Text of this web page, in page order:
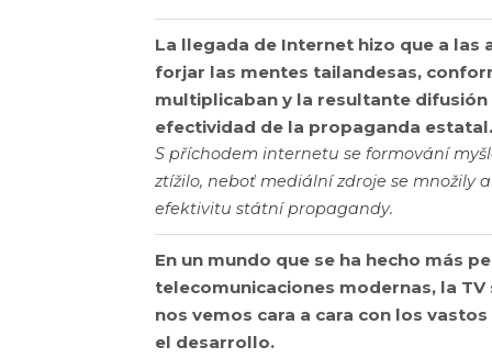
La llegada de Internet hizo que a
forjar las mentes tailandesas,
multiplicaban y la resultante
efectividad de la propaganda estatal.
S příchodem internetu se formování
ztížilo, neboť mediální zdroje se množily
efektivitu státní propagandy.
En un mundo que se ha hecho más
telecomunicaciones modernas, la
nos vemos cara a cara con los
el desarrollo.